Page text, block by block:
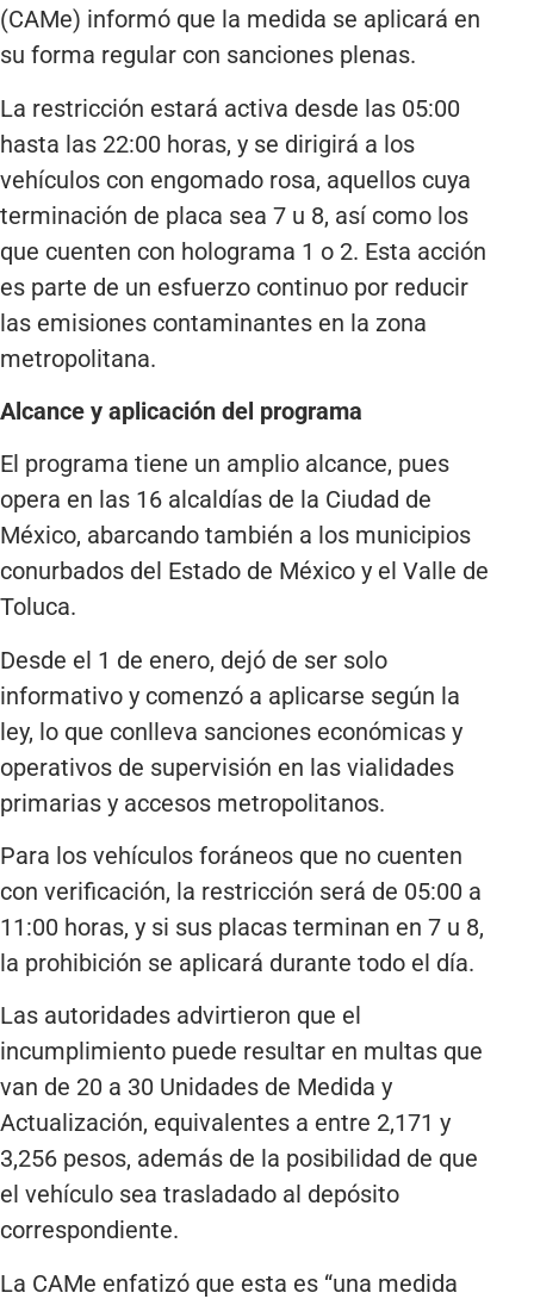
(CAMe) informó que la medida se aplicará en
su forma regular con sanciones plenas.
La restricción estará activa desde las 05:00
hasta las 22:00 horas, y se dirigirá a los
vehículos con engomado rosa, aquellos cuya
terminación de placa sea 7 u 8, así como los
que cuenten con holograma 1 o 2. Esta acción
es parte de un esfuerzo continuo por reducir
las emisiones contaminantes en la zona
metropolitana.
Alcance y aplicación del programa
El programa tiene un amplio alcance, pues
opera en las 16 alcaldías de la Ciudad de
México, abarcando también a los municipios
conurbados del Estado de México y el Valle de
Toluca.
Desde el 1 de enero, dejó de ser solo
informativo y comenzó a aplicarse según la
ley, lo que conlleva sanciones económicas y
operativos de supervisión en las vialidades
primarias y accesos metropolitanos.
Para los vehículos foráneos que no cuenten
con verificación, la restricción será de 05:00 a
11:00 horas, y si sus placas terminan en 7 u 8,
la prohibición se aplicará durante todo el día.
Las autoridades advirtieron que el
incumplimiento puede resultar en multas que
van de 20 a 30 Unidades de Medida y
Actualización, equivalentes a entre 2,171 y
3,256 pesos, además de la posibilidad de que
el vehículo sea trasladado al depósito
correspondiente.
La CAMe enfatizó que esta es “una medida